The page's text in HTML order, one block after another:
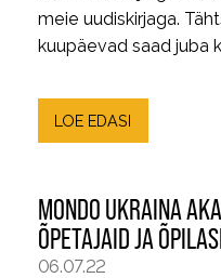
meie uudiskirjaga.
kuupäevad saad juba
LOE EDASI
MONDO UKRAINA
ÕPETAJAID JA
06.07.22